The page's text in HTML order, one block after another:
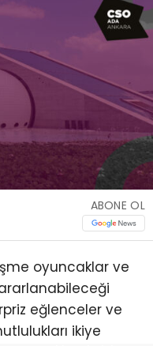
ABONE OL
oyuncaklar ve
eğlenceler ve
ikiye